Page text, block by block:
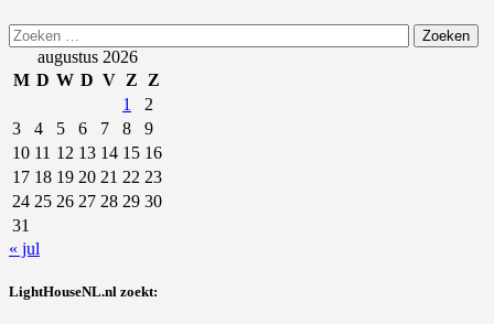
Zoeken
naar:augustus 2026
M D W D V Z
Z
1
2
3
4 5 6 7 8
9
10 11 12 13 14 15 16
17 18 19 20 21 22 23
24 25 26 27 28 29 30
31
« jul
LightHouseNL.nl zoekt: